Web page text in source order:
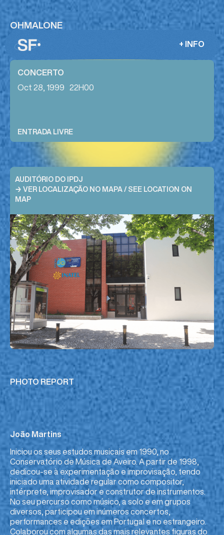
+ INFO
OHMALONE
CONCERTO
Oct 28, 1999 22H00
ENTRADA LIVRE
AUDITÓRIO DO IPDJ
→ VER LOCALIZAÇÃO NO MAPA / SEE LOCATION ON
MAP
PHOTO REPORT
João Martins
Iniciou os seus estudos musicais em 1990, no
Conservatório de Música de Aveiro. A partir de 1998,
dedicou-se à experimentação e improvisação, tendo
iniciado uma atividade regular como compositor,
intérprete, improvisador e construtor de instrumentos.
No seu percurso como músico, a solo e em grupos
diversos, participou em inúmeros concertos,
performances e edições em Portugal e no estrangeiro.
Colaborou com algumas das mais relevantes figuras do